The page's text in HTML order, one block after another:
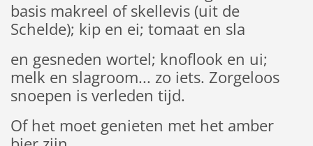
basis makreel of skellevis (uit de
Schelde); kip en ei; tomaat en sla
en gesneden wortel; knoflook en ui;
melk en slagroom... zo iets. Zorgeloos
snoepen is verleden tijd.
Of het moet genieten met het amber